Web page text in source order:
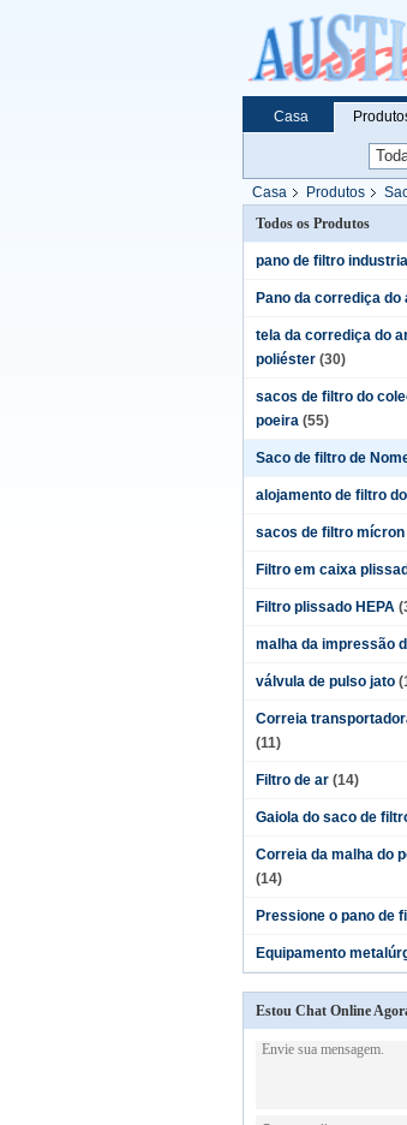
Casa
Casa Produtos
Todos os Produtos
pano de filtro industrial
Pano da corrediça do
tela da corrediça do
poliéster (30)
sacos de filtro do
poeira (55)
Saco de filtro de
alojamento de filtro
sacos de filtro mícron
Filtro em caixa
Filtro plissado HEPA
malha da impressão
válvula de pulso jato
Correia
(11)
Filtro de ar (14)
Gaiola do saco de
Correia da malha do
(14)
Pressione o pano de
Equipamento
Estou Chat Online